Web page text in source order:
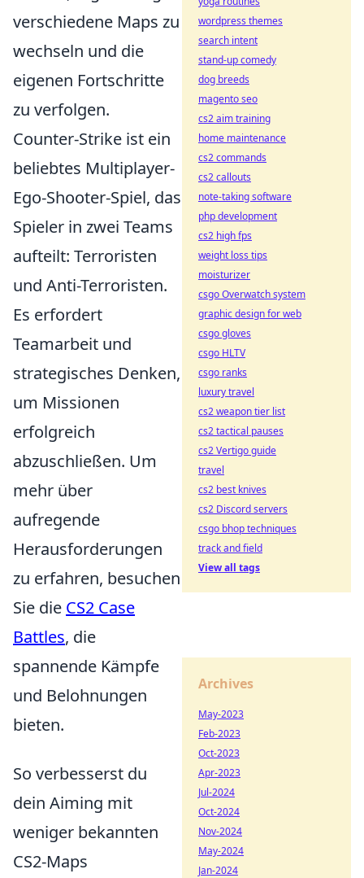
verschiedene Maps zu
wechseln und die
eigenen Fortschritte
zu verfolgen.
Counter-Strike ist ein
beliebtes Multiplayer-
Ego-Shooter-Spiel, das
Spieler in zwei Teams
aufteilt: Terroristen
und Anti-Terroristen.
Es erfordert
Teamarbeit und
strategisches Denken,
um Missionen
erfolgreich
abzuschließen. Um
mehr über
aufregende
Herausforderungen
zu erfahren, besuchen
Sie die CS2 Case
Battles, die
spannende Kämpfe
und Belohnungen
bieten.
So verbesserst du
dein Aiming mit
weniger bekannten
CS2-Maps
wordpress themes
search intent
stand-up comedy
dog breeds
magento seo
cs2 aim training
home maintenance
cs2 commands
cs2 callouts
note-taking software
php development
cs2 high fps
weight loss tips
moisturizer
csgo Overwatch system
graphic design for web
csgo gloves
csgo HLTV
csgo ranks
luxury travel
cs2 weapon tier list
cs2 tactical pauses
cs2 Vertigo guide
travel
cs2 best knives
cs2 Discord servers
csgo bhop techniques
track and field
View all tags
Archives
May-2023
Feb-2023
Oct-2023
Apr-2023
Jul-2024
Oct-2024
Nov-2024
May-2024
Jan-2024